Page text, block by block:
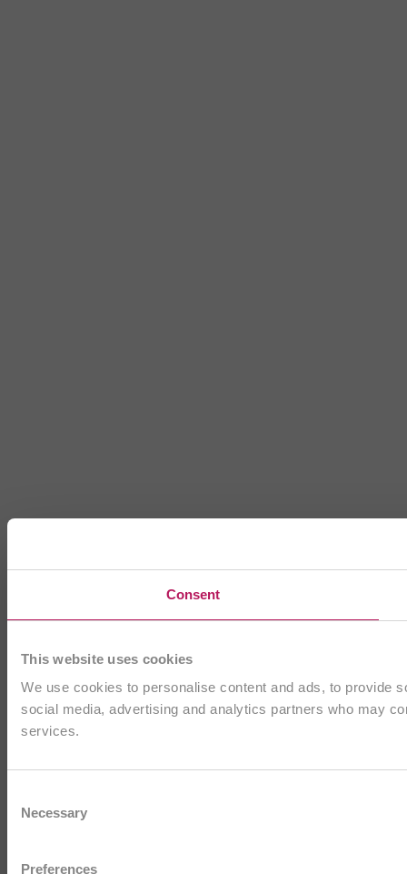
Consent
This website uses cookies
We use cookies to personalise content and ads, to provide
social media, advertising and analytics partners who may
services.
Selection
Necessary
Preferences